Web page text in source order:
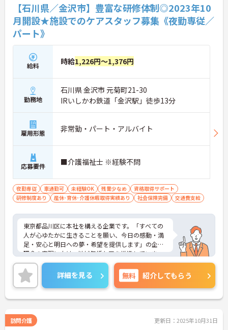
【石川県／金沢市】豊富な研修体制◎2023年10
月開設★施設でのケアスタッフ募集《夜勤専従／
パート》
給料 時給1,226円～1,376円
勤務地
石川県 金沢市 元菊町21-30
IRいしかわ鉄道「金沢駅」徒歩13分
雇用形態 非常勤・パート・アルバイト
応募要件 ■介護福祉士 ※経験不問
夜勤専従 車通勤可 未経験OK 残業少なめ
資格取得サポート
研修制度あり
産休･育休･介護休暇取得実績あり 社会保険完備 交通費支給
東京都品川区に本社を構える企業です。「すべての
人が心ゆたかに生きることを願い、今日の感動・満
足・安心と明日への夢・希望を提供します」の企業
理念の実現に向け、地域包括ケアを推進していま
す。
ご興味のある方には、面接対策ポイントなど、さら
に詳細をお話しいたしますのでお気軽にご相談くだ
さい！
詳細を見る 無料 紹介してもらう
訪問介護 更新日：2025年10月31日